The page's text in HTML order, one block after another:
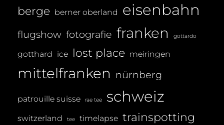
I
R
berge berner oberland eisenbahn
flugshow fotografie franken gottardo
gotthard ice lost place meiringen
mittelfranken nürnberg
patrouille suisse rae tee schweiz
switzerland tee timelapse trainspotting